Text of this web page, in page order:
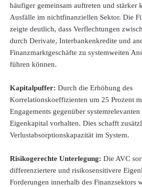
häufiger gemeinsam auftreten und stärker
Ausfälle im nichtfinanziellen Sektor. Die
zeigte deutlich, dass Verflechtungen
durch Derivate, Interbankenkredite und
Finanzmarktgeschäfte zu systemweiten
führen können.
Kapitalpuffer: Durch die Erhöhung des
Korrelationskoeffizienten um 25 Prozent
Engagements gegenüber
Eigenkapital vorhalten. Dies schafft
Verlustabsorptionskapazität im System.
Risikogerechte Unterlegung: Die AVC
differenziertere und risikosensitivere
Forderungen innerhalb des Finanzsektors